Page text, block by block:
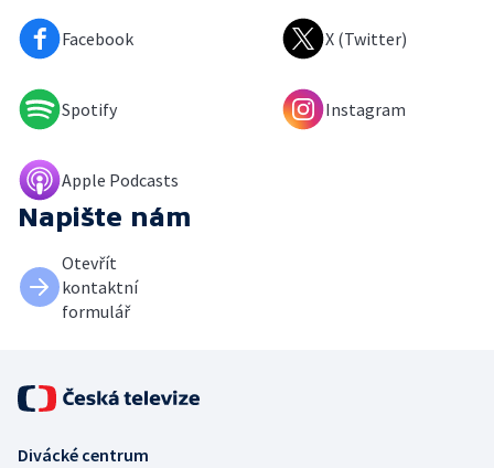
Facebook X (Twitter)
Spotify Instagram
Apple Podcasts
Napište nám
Otevřít
kontaktní
formulář
Divácké centrum